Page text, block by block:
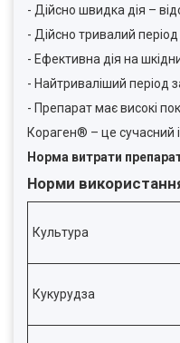
- Дійсно швидка дія –
- Дійсно тривалий період
- Ефективна дія на
- Найтриваліший період
- Препарат має високі
Кораген® – це сучасний
Норма витрати
Норми
Культура
Кукурудза